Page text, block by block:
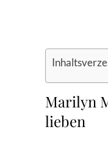
Marilyn
lieben